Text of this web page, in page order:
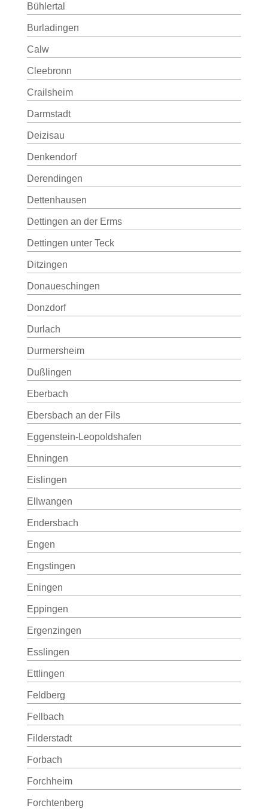
Bühlertal
Burladingen
Calw
Cleebronn
Crailsheim
Darmstadt
Deizisau
Denkendorf
Derendingen
Dettenhausen
Dettingen an der Erms
Dettingen unter Teck
Ditzingen
Donaueschingen
Donzdorf
Durlach
Durmersheim
Dußlingen
Eberbach
Ebersbach an der Fils
Eggenstein-Leopoldshafen
Ehningen
Eislingen
Ellwangen
Endersbach
Engen
Engstingen
Eningen
Eppingen
Ergenzingen
Esslingen
Ettlingen
Feldberg
Fellbach
Filderstadt
Forbach
Forchheim
Forchtenberg